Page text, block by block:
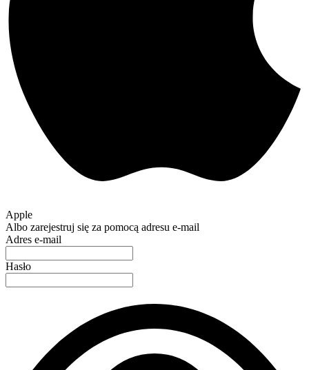
Apple
Albo zarejestruj się za pomocą adresu e-mail
Adres e-mail
Hasło